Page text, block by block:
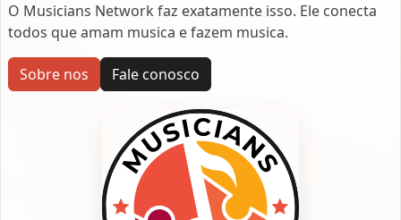
O Musicians Network faz exatamente isso. Ele conecta
todos que amam musica e fazem musica.
Sobre nos Fale conosco